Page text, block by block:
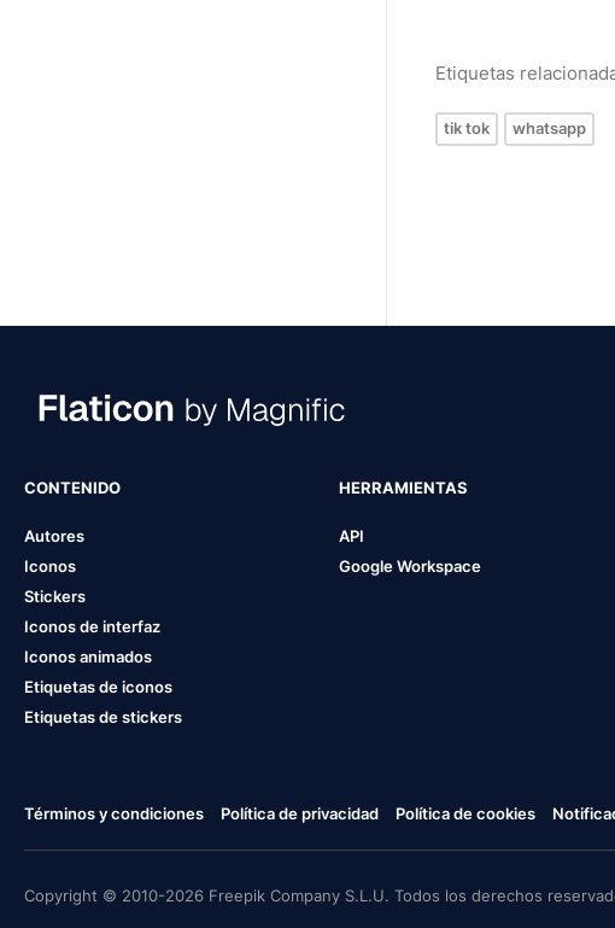
Etiquetas
tik tok whatsapp
CONTENIDO
Autores
Iconos
Stickers
Iconos de interfaz
Iconos animados
Etiquetas de iconos
Etiquetas de stickers
HERRAMIENTAS
API
Google Workspace
Términos y condiciones Política de privacidad Política de cookies
Copyright © 2010-2026 Freepik Company S.L.U. Todos los derechos